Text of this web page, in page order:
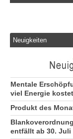
Neuigkeiten
Mentale
viel Energie kostet
Produkt des
entfällt ab 30. Juli